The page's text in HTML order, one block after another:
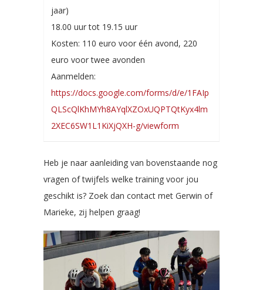
jaar)
18.00 uur tot 19.15 uur
Kosten: 110 euro voor één avond, 220
euro voor twee avonden
Aanmelden:
https://docs.google.com/forms/d/e/1FAIp
QLScQlKhMYh8AYqlXZOxUQPTQtKyx4lm
2XEC6SW1L1KiXjQXH-g/viewform
Heb je naar aanleiding van bovenstaande nog
vragen of twijfels welke training voor jou
geschikt is? Zoek dan contact met Gerwin of
Marieke, zij helpen graag!